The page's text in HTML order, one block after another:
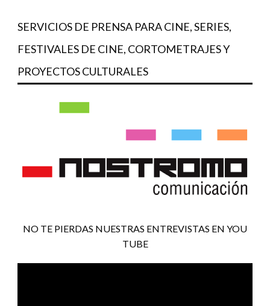
SERVICIOS DE PRENSA PARA CINE, SERIES,
FESTIVALES DE CINE, CORTOMETRAJES Y
PROYECTOS CULTURALES
NO TE PIERDAS NUESTRAS ENTREVISTAS EN YOU
TUBE